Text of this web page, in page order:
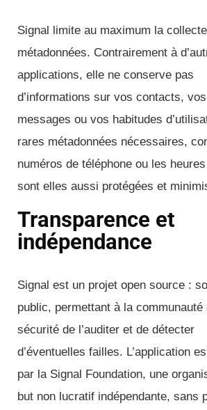
Signal limite au maximum la
métadonnées. Contrairement à
applications, elle ne conserve pas
d’informations sur vos contacts, vos
messages ou vos habitudes
rares métadonnées nécessaires,
numéros de téléphone ou les heures
sont elles aussi protégées et
Transparence et
indépendance
Signal est un projet open source :
public, permettant à la communauté
sécurité de l’auditer et de détecter
d’éventuelles failles. L’application
par la Signal Foundation, une
but non lucratif indépendante, sans